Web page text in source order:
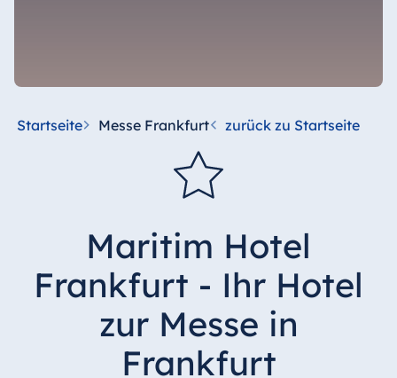
Startseite Messe Frankfurt zurück zu Startseite
Maritim Hotel
Frankfurt - Ihr Hotel
zur Messe in
Frankfurt